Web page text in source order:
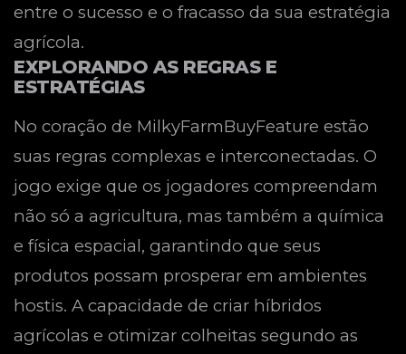
entre o sucesso e o fracasso da sua estratégia
agrícola.
EXPLORANDO AS REGRAS E
ESTRATÉGIAS
No coração de MilkyFarmBuyFeature estão
suas regras complexas e interconectadas. O
jogo exige que os jogadores compreendam
não só a agricultura, mas também a química
e física espacial, garantindo que seus
produtos possam prosperar em ambientes
hostis. A capacidade de criar híbridos
agrícolas e otimizar colheitas segundo as